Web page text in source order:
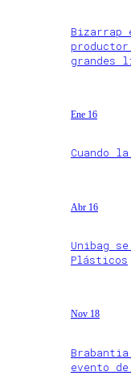
grandes
Ene 16
Cuando
Abr 16
Unibag
Plásticos
Nov 18
evento